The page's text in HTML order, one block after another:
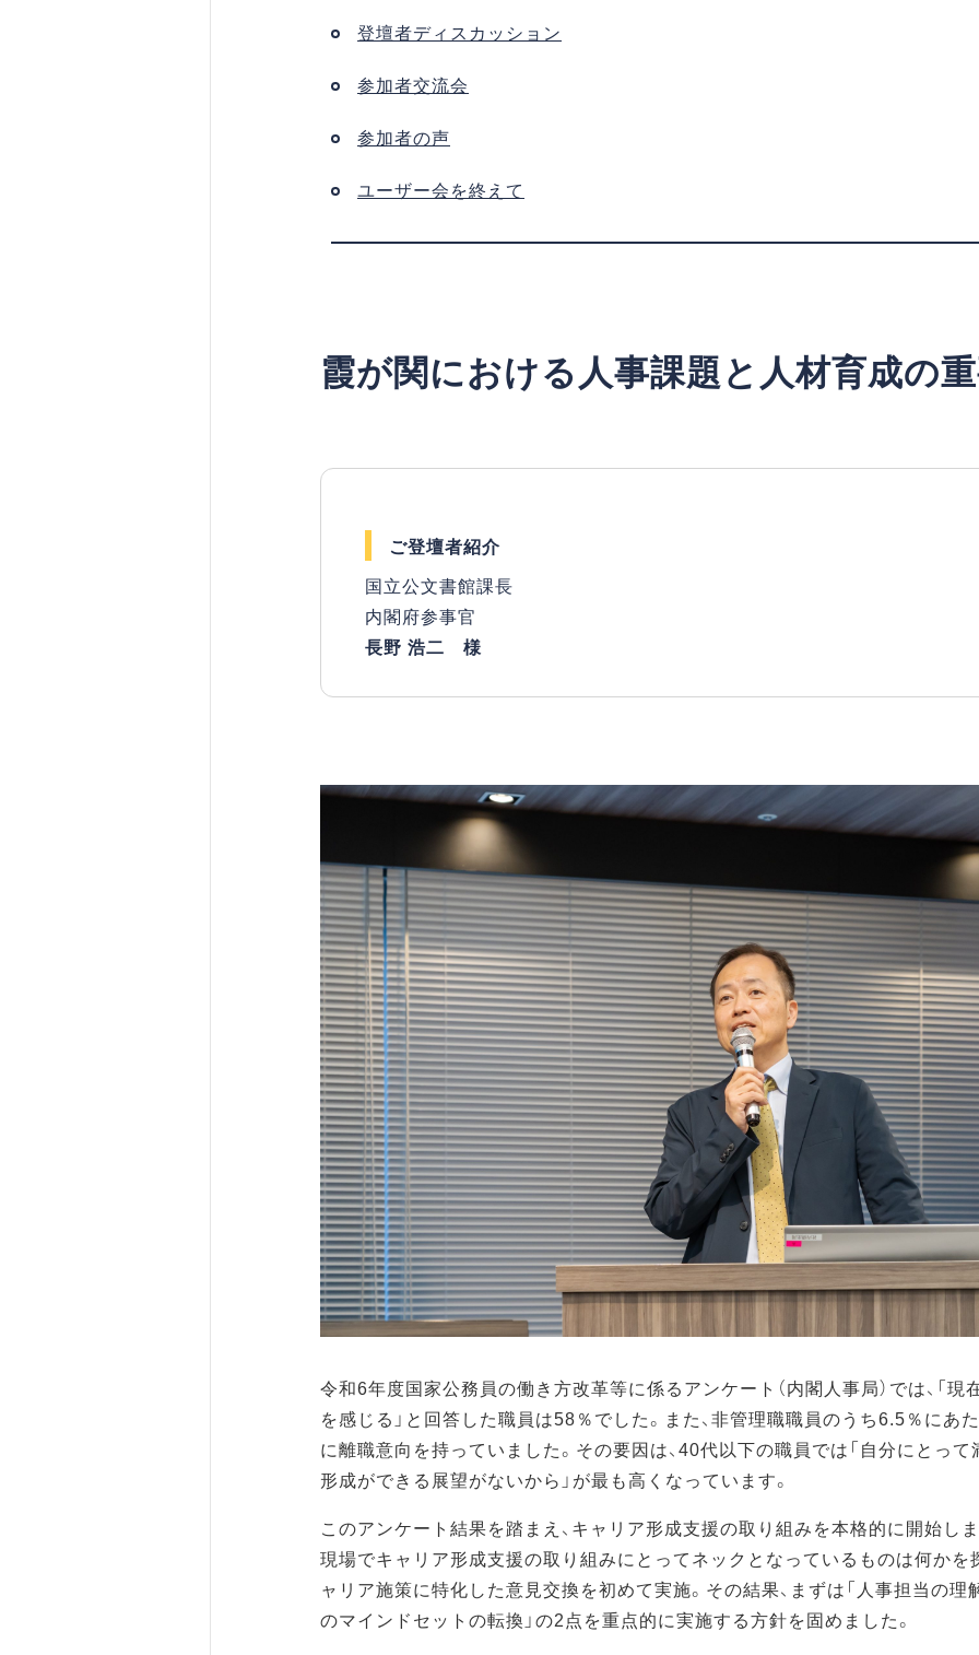
登壇者ディスカッション
参加者交流会
参加者の声
ユーザー会を終えて
霞が関における人事課題と人材育成の
ご登壇者紹介
国立公文書館課長
内閣府参事官
長野 浩二 様
令和6年度国家公務員の働き方改革等に係るアンケート（内閣人事局）では、「
を感じる」と回答した職員は58％でした。また、非管理職職員のうち6.5％にあ
に離職意向を持っていました。その要因は、40代以下の職員では「自分にとっ
形成ができる展望がないから」が最も高くなっています。
このアンケート結果を踏まえ、キャリア形成支援の取り組みを本格的に開始し
現場でキャリア形成支援の取り組みにとってネックとなっているものは何かを
ャリア施策に特化した意見交換を初めて実施。その結果、まずは「人事担当の理
のマインドセットの転換」の2点を重点的に実施する方針を固めました。